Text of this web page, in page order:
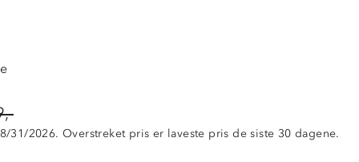
31/2026. Overstreket pris er laveste pris de siste 30 dagene.